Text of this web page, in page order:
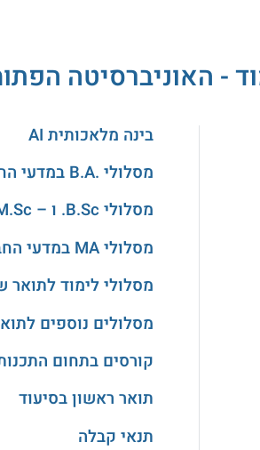
- האוניברסיטה
בינה מלאכותית AI
מסלולי .B.A במדעי החברה
מסלולי B.Sc. ו – M.Sc. בהנדסה
מסלולי MA במדעי החברה
מסלולי לימוד לתואר
מסלולים נוספים
קורסים בתחום
תואר ראשון בסיעוד
תנאי קבלה